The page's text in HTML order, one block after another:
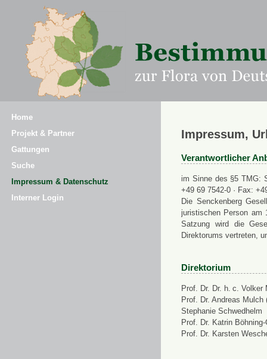
Home
Projekt & Partner
Gattungen
Suche
Impressum & Datenschutz
Interner Login
Impressum,
Verantwortlicher
im Sinne des §5 TMG:
+49 69 7542-0 · Fax:
Die Senckenberg
juristischen Person am
Satzung wird die
Direktorums vertreten,
Direktorium
Prof. Dr. Dr. h. c. Volker
Prof. Dr. Andreas
Stephanie Schwedhelm
Prof. Dr. Katrin
Prof. Dr. Karsten